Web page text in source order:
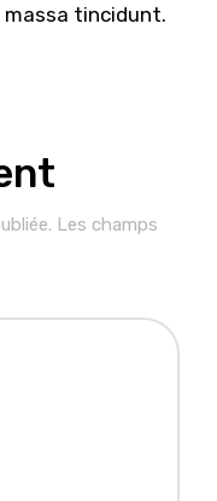
tincidunt.
Les champs